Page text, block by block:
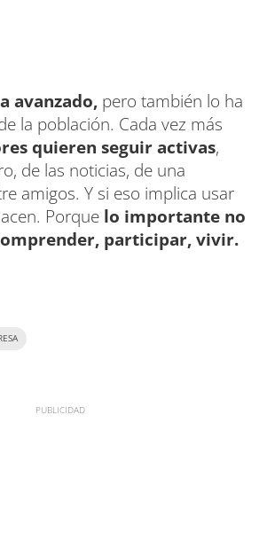
avanzado, pero también lo ha
la población. Cada vez más
quieren seguir activas,
de las noticias, de una
amigos. Y si eso implica usar
Porque lo importante no
participar, vivir.